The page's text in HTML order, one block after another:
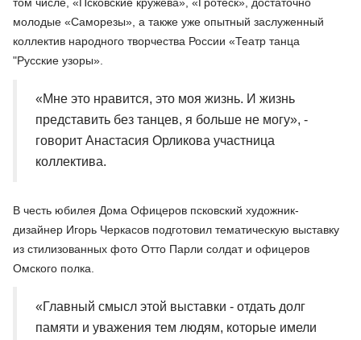
молодые «Саморезы», а также уже опытный заслуженный
коллектив народного творчества России «Театр танца
"Русские узоры».
«Мне это нравится, это моя жизнь. И жизнь
представить без танцев, я больше не могу», -
говорит Анастасия Орликова участница
коллектива.
В честь юбилея Дома Офицеров псковский художник-
дизайнер Игорь Черкасов подготовил тематическую выставку
из стилизованных фото Отто Парли солдат и офицеров
Омского полка.
«Главный смысл этой выставки - отдать долг
памяти и уважения тем людям, которые имели